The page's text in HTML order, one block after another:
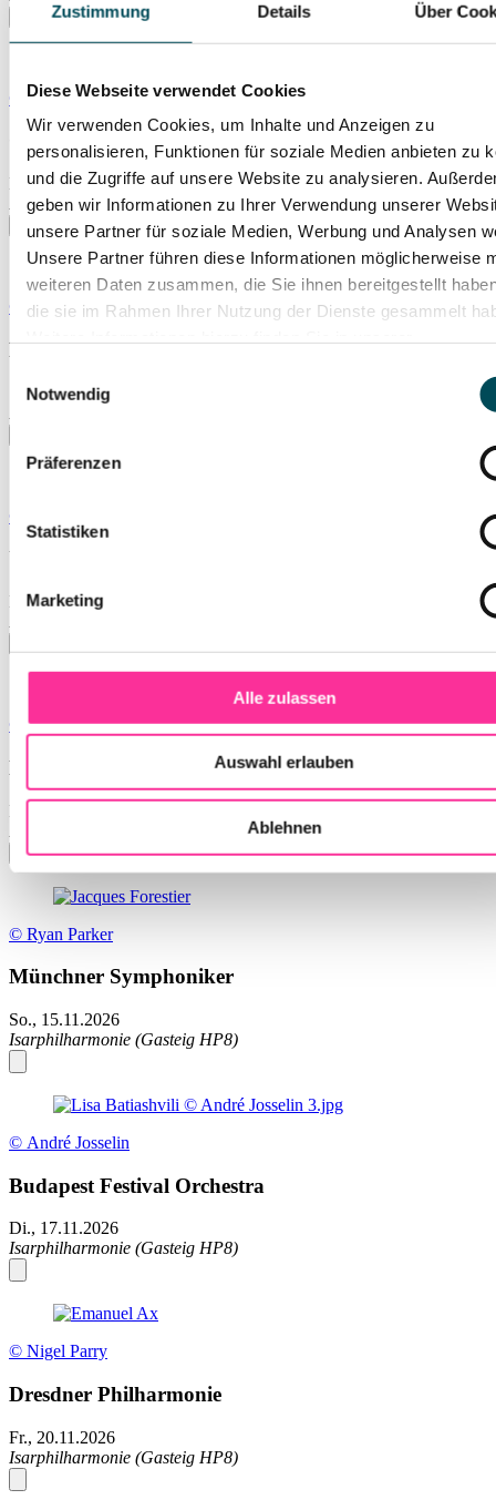
Zustimmung Details Über
Diese Webseite verwendet Cookies
Wir verwenden Cookies, um Inhalte und Anzeigen zu
personalisieren, Funktionen für soziale Medien anbieten zu
und die Zugriffe auf unsere Website zu analysieren.
geben wir Informationen zu Ihrer Verwendung unserer
unsere Partner für soziale Medien, Werbung und Analysen
Unsere Partner führen diese Informationen möglicherweise
weiteren Daten zusammen, die Sie ihnen bereitgestellt
die sie im Rahmen Ihrer Nutzung der Dienste gesammelt
Notwendig
Präferenzen
Statistiken
Marketing
Alle zulassen
Auswahl erlauben
Ablehnen
© Alex Broeckel
Carmina Burana
Mi., 04.11.2026
Isarphilharmonie (Gasteig HP8)
© Yvonne Schmedemann
Luxembourg Philharmonic
So., 08.11.2026
© Amanda Demme
Utopia Orchestra
Mo., 09.11.2026
© Arlet Ulfers
Münchner Symphoniker
Di., 10.11.2026
© Ryan Parker
Münchner Symphoniker
So., 15.11.2026
Isarphilharmonie (Gasteig HP8)
© André Josselin
Budapest Festival Orchestra
Di., 17.11.2026
Isarphilharmonie (Gasteig HP8)
© Nigel Parry
Dresdner Philharmonie
Fr., 20.11.2026
Isarphilharmonie (Gasteig HP8)